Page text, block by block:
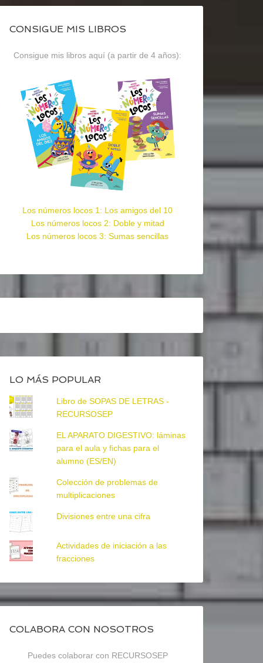
CONSIGUE MIS LIBROS
Consigue mis libros aquí (a partir de 4 años):
Los números locos 1: Los amigos del 10
Los números locos 2: Doble y mitad
Los números locos 3: Sumas sencillas
LO MÁS POPULAR
Libro de SOPAS DE LETRAS -
RECURSOSEP
EL APARATO DIGESTIVO: láminas
para el aula y fichas para el
alumno (ES/EN)
Colección de problemas de
multiplicaciones
Divisiones entre una cifra
Actividades de iniciación a las
fracciones
COLABORA CON NOSOTROS
Puedes colaborar con RECURSOSEP